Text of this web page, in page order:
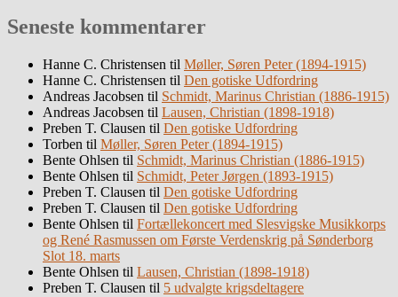
Seneste kommentarer
Hanne C. Christensen til Møller, Søren Peter (1894-1915)
Hanne C. Christensen til Den gotiske Udfordring
Andreas Jacobsen til Schmidt, Marinus Christian (1886-1915)
Andreas Jacobsen til Lausen, Christian (1898-1918)
Preben T. Clausen til Den gotiske Udfordring
Torben til Møller, Søren Peter (1894-1915)
Bente Ohlsen til Schmidt, Marinus Christian (1886-1915)
Bente Ohlsen til Schmidt, Peter Jørgen (1893-1915)
Preben T. Clausen til Den gotiske Udfordring
Preben T. Clausen til Den gotiske Udfordring
Bente Ohlsen til Fortællekoncert med Slesvigske Musikkorps
og René Rasmussen om Første Verdenskrig på Sønderborg
Slot 18. marts
Bente Ohlsen til Lausen, Christian (1898-1918)
Preben T. Clausen til 5 udvalgte krigsdeltagere